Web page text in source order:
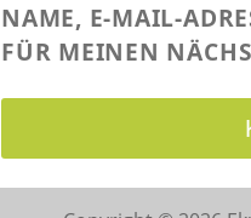
NAME, E-MAIL-
FÜR MEINEN